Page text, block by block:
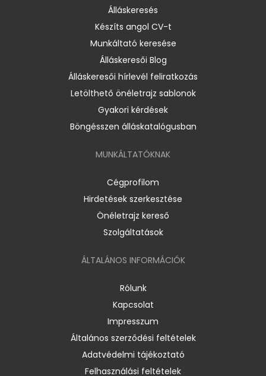
Álláskeresés
Készíts angol CV-t
Munkáltató keresése
Álláskeresői Blog
Álláskeresői hírlevél feliratkozás
Letölthető önéletrajz sablonok
Gyakori kérdések
Böngésszen álláskatalógusban
MUNKÁLTATÓKNAK
Cégprofilom
Hirdetések szerkesztése
Önéletrajz kereső
Szolgáltatások
ÁLTALÁNOS INFORMÁCIÓK
Rólunk
Kapcsolat
Impresszum
Általános szerződési feltételek
Adatvédelmi tájékoztató
Felhasználási feltételek